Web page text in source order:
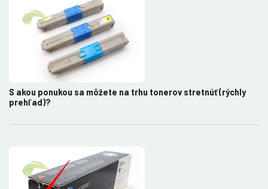
S akou ponukou sa môžete na trhu tonerov stretnúť (rýchly
prehľad)?